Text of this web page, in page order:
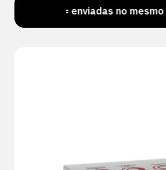
= enviadas no mesmo dia